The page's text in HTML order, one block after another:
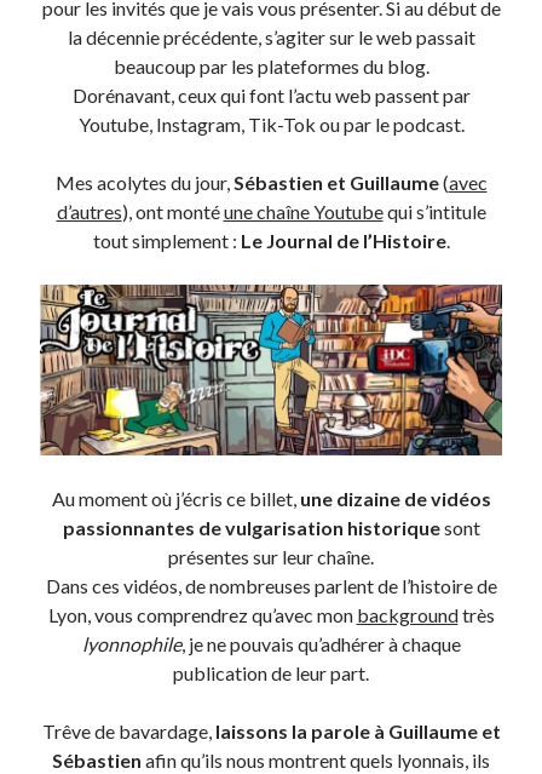
Bon plan du dimanche
Coup de coeur
Daddy
Engagé
Green
Humeur
Lectures
Lyon à Livre Ouvert
Mini-monsieur
Non classé
Parole de Follower
Patchwork
Photos
Proust
Sons
Sorties cuculturelles
Tavukoi
Vidéos
pour les invités que je vais vous présenter. Si au début de
la décennie précédente, s’agiter sur le web passait
beaucoup par les plateformes du blog.
Dorénavant, ceux qui font l’actu web passent par
Youtube, Instagram, Tik-Tok ou par le podcast.
Mes acolytes du jour,Sébastien et Guillaume(avec
d’autres), ont montéune chaîne Youtubequi s’intitule
tout simplement : Le Journal de l’Histoire.
Au moment où j’écris ce billet, une dizaine de vidéos
passionnantes de vulgarisation historiquesont
présentes sur leur chaîne.
Dans ces vidéos, de nombreuses parlent de l’histoire de
Lyon, vous comprendrez qu’avec mon backgroundtrès
lyonnophile, je ne pouvais qu’adhérer à chaque
publication de leur part.
Trêve de bavardage, laissons la parole à Guillaume et
Sébastien afin qu’ils nous montrent quels lyonnais, ils